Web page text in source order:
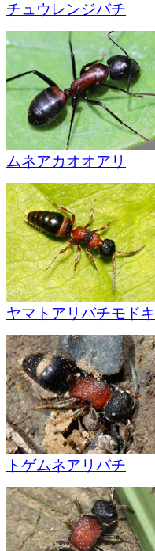
チュウレンジバチ
ムネアカオオアリ
ヤマトアリバチモドキ
トゲムネアリバチ